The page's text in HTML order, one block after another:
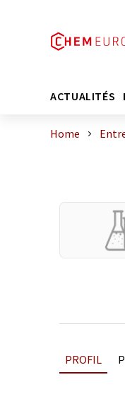
ACTUALITÉS
Home
PROFIL